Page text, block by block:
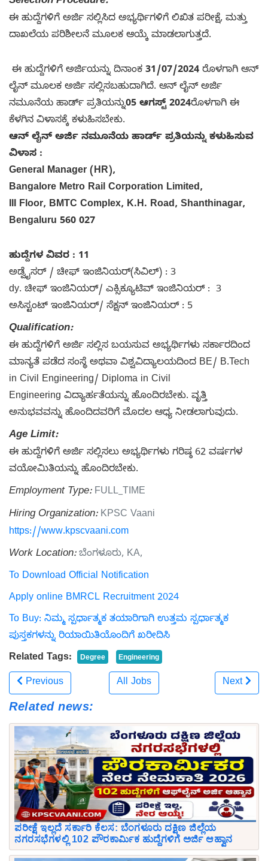
ಈ ಹುದ್ದೆಗಳಿಗೆ ಅರ್ಜಿ ಸಲ್ಲಿಸಿದ ಅಭ್ಯರ್ಥಿಗಳಿಗೆ ಲಿಖಿತ ಪರೀಕ್ಷೆ, ಮತ್ತು
ದಾಖಲೆಯ ಪರಿಶೀಲನೆ ಮೂಲಕ ಆಯ್ಕೆ ಮಾಡಲಾಗುತ್ತದೆ.
ಈ ಹುದ್ದೆಗಳಿಗೆ ಅರ್ಜಿಯನ್ನು ದಿನಾಂಕ 31/07/2024 ರೊಳಗಾಗಿ ಆನ್
ಲೈನ್ ಮೂಲಕ ಅರ್ಜಿ ಸಲ್ಲಿಸಬಹುದಾಗಿದೆ. ಆನ್ ಲೈನ್ ಅರ್ಜಿ
ನಮೂನೆಯ ಹಾರ್ಡ್ ಪ್ರತಿಯನ್ನು05 ಆಗಸ್ಟ್ 2024ರೊಳಗಾಗಿ ಈ
ಕೆಳಗಿನ ವಿಳಾಸಕ್ಕೆ ಕಳುಹಿಸಬೇಕು.
ಆನ್ ಲೈನ್ ಅರ್ಜಿ ನಮೂನೆಯ ಹಾರ್ಡ್ ಪ್ರತಿಯನ್ನು ಕಳುಹಿಸುವ
ವಿಳಾಸ :
General Manager (HR),
Bangalore Metro Rail Corporation Limited,
III Floor, BMTC Complex, K.H. Road, Shanthinagar,
Bengaluru 560 027
ಹುದ್ದೆಗಳ ವಿವರ : 11
ಅಡ್ವೈಸರ್ / ಚೀಫ್ ಇಂಜಿನಿಯರ್(ಸಿವಿಲ್) : 3
dy. ಚೀಫ್ ಇಂಜಿನಿಯರ್/ ಎಕ್ಸಿಕ್ಯೂಟಿವ್ ಇಂಜಿನಿಯರ್ : 3
ಅಸಿಸ್ಟಂಟ್ ಇಂಜಿನಿಯರ್/ ಸೆಕ್ಷನ್ ಇಂಜಿನಿಯರ್ : 5
Qualification:
ಈ ಹುದ್ದೆಗಳಿಗೆ ಅರ್ಜಿ ಸಲ್ಲಿಸ ಬಯಸುವ ಅಭ್ಯರ್ಥಿಗಳು ಸರ್ಕಾರದಿಂದ
ಮಾನ್ಯತೆ ಪಡೆದ ಸಂಸ್ಥೆ ಅಥವಾ ವಿಶ್ವವಿದ್ಯಾಲಯದಿಂದ BE/ B.Tech
in Civil Engineering/ Diploma in Civil
Engineering ವಿದ್ಯಾರ್ಹತೆಯನ್ನು ಹೊಂದಿರಬೇಕು. ವೃತ್ತಿ
ಅನುಭವವನ್ನು ಹೊಂದಿದವರಿಗೆ ಮೊದಲ ಆಧ್ಯ ನೀಡಲಾಗುವುದು.
Age Limit:
ಈ ಹುದ್ದೆಗಳಿಗೆ ಅರ್ಜಿ ಸಲ್ಲಿಸಲು ಅಭ್ಯರ್ಥಿಗಳು ಗರಿಷ್ಠ 62 ವರ್ಷಗಳ
ವಯೋಮಿತಿಯನ್ನು ಹೊಂದಿರಬೇಕು.
Employment Type: FULL_TIME
Hiring Organization: KPSC Vaani
https://www.kpscvaani.com
Work Location: ಬೆಂಗಳೂರು, KA,
To Download Official Notification
Apply online BMRCL Recruitment 2024
To Buy: ನಿಮ್ಮ ಸ್ಪರ್ಧಾತ್ಮಕ ತಯಾರಿಗಾಗಿ ಉತ್ತಮ ಸ್ಪರ್ಧಾತ್ಮಕ
ಪುಸ್ತಕಗಳನ್ನು ರಿಯಾಯಿತಿಯೊಂದಿಗೆ ಖರೀದಿಸಿ
Related Tags:
Degree Engineering
Previous All Jobs
Next
Related news:
ಪರೀಕ್ಷೆ ಇಲ್ಲದೆ ಸರ್ಕಾರಿ ಕೆಲಸ: ಬೆಂಗಳೂರು ದಕ್ಷಿಣ ಜಿಲ್ಲೆಯ
ನಗರಸಭೆಗಳಲ್ಲಿ 102 ಪೌರಕಾರ್ಮಿಕ ಹುದ್ದೆಗಳಿಗೆ ಅರ್ಜಿ ಆಹ್ವಾನ